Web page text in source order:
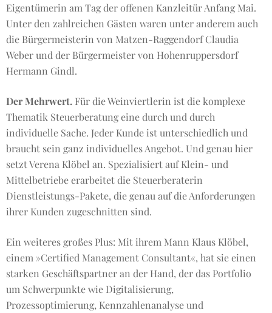
Eigentümerin am Tag der offenen Kanzleitür Anfang Mai.
Unter den zahlreichen Gästen waren unter anderem auch
die Bürgermeisterin von Matzen-Raggendorf Claudia
Weber und der Bürgermeister von Hohenruppersdorf
Hermann Gindl.
Der Mehrwert. Für die Weinviertlerin ist die komplexe
Thematik Steuerberatung eine durch und durch
individuelle Sache. Jeder Kunde ist unterschiedlich und
braucht sein ganz individuelles Angebot. Und genau hier
setzt Verena Klöbel an. Spezialisiert auf Klein- und
Mittelbetriebe erarbeitet die Steuerberaterin
Dienstleistungs-Pakete, die genau auf die Anforderungen
ihrer Kunden zugeschnitten sind.
Ein weiteres großes Plus: Mit ihrem Mann Klaus Klöbel,
einem »Certified Management Consultant«, hat sie einen
starken Geschäftspartner an der Hand, der das Portfolio
um Schwerpunkte wie Digitalisierung,
Prozessoptimierung, Kennzahlenanalyse und